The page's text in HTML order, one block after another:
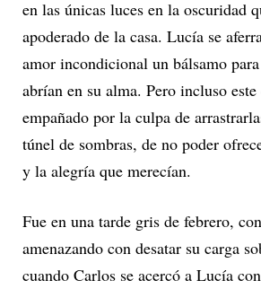
en las únicas luces en la oscuridad
apoderado de la casa. Lucía se
amor incondicional un bálsamo
abrían en su alma. Pero incluso
empañado por la culpa de
túnel de sombras, de no poder
y la alegría que merecían.
Fue en una tarde gris de febrero,
amenazando con desatar su carga
cuando Carlos se acercó a Lucía